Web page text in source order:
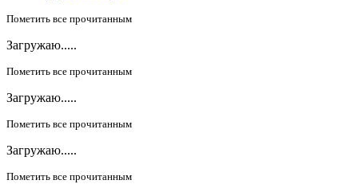
Пометить все прочитанным
Загружаю.....
Пометить все прочитанным
Загружаю.....
Пометить все прочитанным
Загружаю.....
Пометить все прочитанным